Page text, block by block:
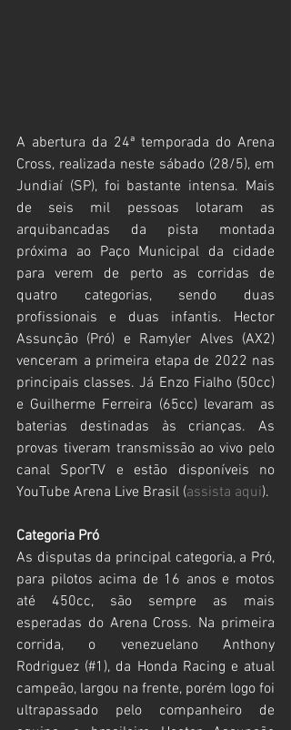
A abertura da 24ª temporada do Arena
Cross, realizada neste sábado (28/5), em
Jundiaí (SP), foi bastante intensa. Mais
de seis mil pessoas lotaram as
arquibancadas da pista montada
próxima ao Paço Municipal da cidade
para verem de perto as corridas de
quatro categorias, sendo duas
profissionais e duas infantis. Hector
Assunção (Pró) e Ramyler Alves (AX2)
venceram a primeira etapa de 2022 nas
principais classes. Já Enzo Fialho (50cc)
e Guilherme Ferreira (65cc) levaram as
baterias destinadas às crianças. As
provas tiveram transmissão ao vivo pelo
canal SporTV e estão disponíveis no
YouTube Arena Live Brasil (assista aqui).
Categoria Pró
As disputas da principal categoria, a Pró,
para pilotos acima de 16 anos e motos
até 450cc, são sempre as mais
esperadas do Arena Cross. Na primeira
corrida, o venezuelano Anthony
Rodriguez (#1), da Honda Racing e atual
campeão, largou na frente, porém logo foi
ultrapassado pelo companheiro de